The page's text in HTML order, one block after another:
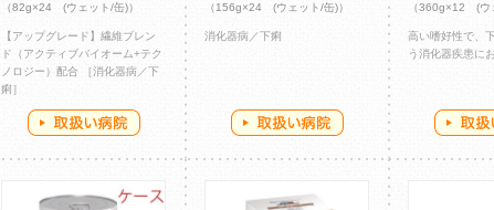
（82g×24 (ウェット/缶)）
【アップグレード】繊維ブレン
ド（アクティブバイオーム+テク
ノロジー）配合 ［消化器病／下
痢］
（156g×24 (ウェット/缶)）
消化器病／下痢
（360g×12 (ウ
高い嗜好性で、
う消化器疾患に